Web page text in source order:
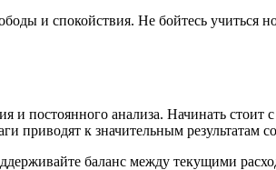
и спокойствия. Не бойтесь учиться
постоянного анализа. Начинать стоит с
приводят к значительным результатам
баланс между текущими